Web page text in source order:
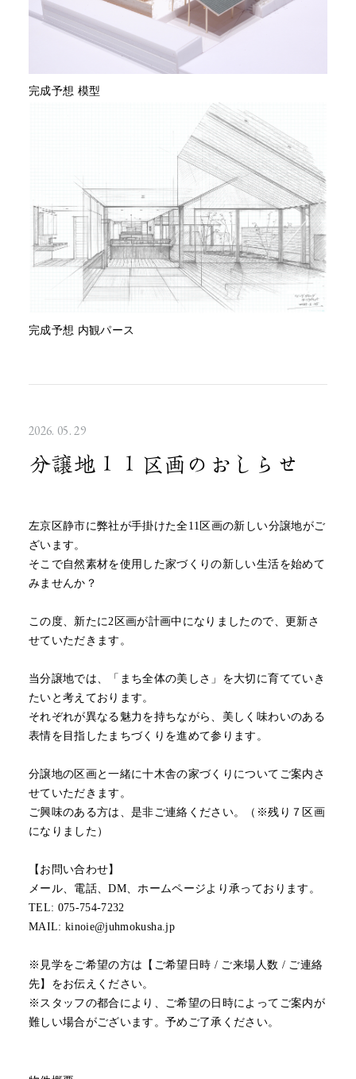
完成予想 模型
完成予想 内観パース
2026. 05. 29
分譲地１１区画のおしらせ
左京区静市に弊社が手掛けた全11区画の新しい分譲地がご
ざいます。
そこで自然素材を使用した家づくりの新しい生活を始めて
みませんか？
この度、新たに2区画が計画中になりましたので、更新さ
せていただきます。
当分譲地では、「まち全体の美しさ」を大切に育てていき
たいと考えております。
それぞれが異なる魅力を持ちながら、美しく味わいのある
表情を目指したまちづくりを進めて参ります。
分譲地の区画と一緒に十木舎の家づくりについてご案内さ
せていただきます。
ご興味のある方は、是非ご連絡ください。（※残り７区画
になりました）
【お問い合わせ】
メール、電話、DM、ホームページより承っております。
TEL: 075-754-7232
MAIL: kinoie@juhmokusha.jp
※見学をご希望の方は【ご希望日時 / ご来場人数 / ご連絡
先】をお伝えください。
※スタッフの都合により、ご希望の日時によってご案内が
難しい場合がございます。予めご了承ください。